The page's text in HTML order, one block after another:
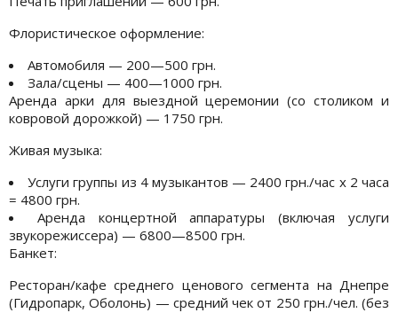
Флористическое оформление:
Автомобиля — 200—500 грн.
Зала/сцены — 400—1000 грн.
Аренда арки для выездной церемонии (со столиком и
ковровой дорожкой) — 1750 грн.
Живая музыка:
Услуги группы из 4 музыкантов — 2400 грн./час х 2 часа
= 4800 грн.
Аренда концертной аппаратуры (включая услуги
звукорежиссера) — 6800—8500 грн.
Банкет:
Ресторан/кафе среднего ценового сегмента на Днепре
(Гидропарк, Оболонь) — средний чек от 250 грн./чел. (без